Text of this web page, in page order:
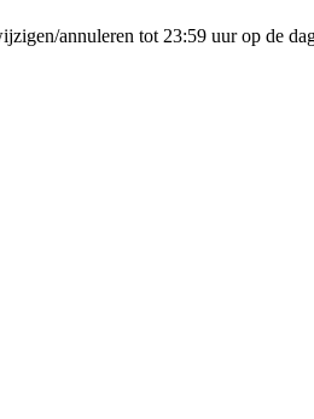
annuleren tot 23:59 uur op de